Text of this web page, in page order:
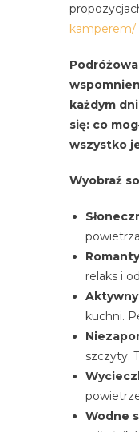
kamperem/
każdym
się: co
wszystko
Wyobraź
relaks i
kuchni.
szczyty.
Wodne